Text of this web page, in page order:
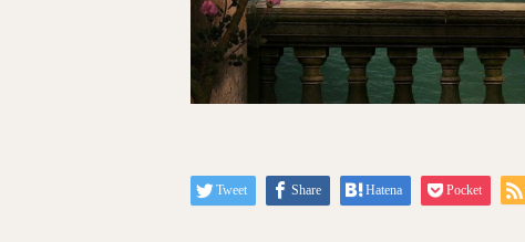
Tweet Share Hatena Pocket